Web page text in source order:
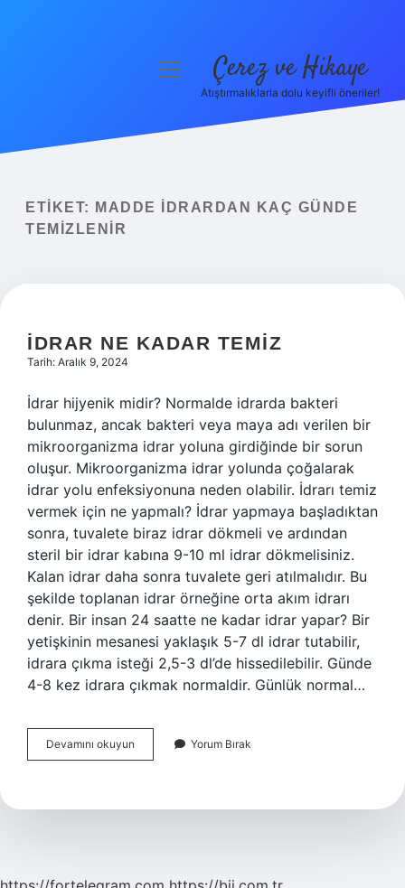
Yasal Uyarı
menüyü Çerez ve Hikaye
Atıştırmalıklarla dolu keyifli öneriler!
ETIKET:
MADDE IDRARDAN KAÇ GÜNDE
TEMIZLENIR
İDRAR NE KADAR TEMIZ
Tarih: Aralık 9, 2024
İdrar hijyenik midir? Normalde idrarda bakteri
bulunmaz, ancak bakteri veya maya adı verilen bir
mikroorganizma idrar yoluna girdiğinde bir sorun
oluşur. Mikroorganizma idrar yolunda çoğalarak
idrar yolu enfeksiyonuna neden olabilir. İdrarı temiz
vermek için ne yapmalı? İdrar yapmaya başladıktan
sonra, tuvalete biraz idrar dökmeli ve ardından
steril bir idrar kabına 9-10 ml idrar dökmelisiniz.
Kalan idrar daha sonra tuvalete geri atılmalıdır. Bu
şekilde toplanan idrar örneğine orta akım idrarı
denir. Bir insan 24 saatte ne kadar idrar yapar? Bir
yetişkinin mesanesi yaklaşık 5-7 dl idrar tutabilir,
idrara çıkma isteği 2,5-3 dl’de hissedilebilir. Günde
4-8 kez idrara çıkmak normaldir. Günlük normal…
Devamını okuyun
Ne
Yorum Bırak